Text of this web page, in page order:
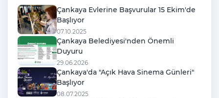
Çankaya Evlerine Başvurular 15 Ekim'de
Başlıyor
07.10.2025
Çankaya Belediyesi'nden Önemli
Duyuru
29.06.2026
Çankaya'da "Açık Hava Sinema Günleri"
Başlıyor
08.07.2025